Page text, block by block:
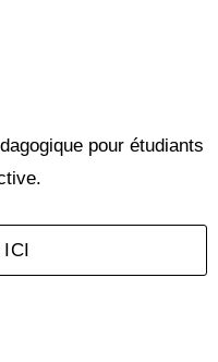
pour étudiants
ICI